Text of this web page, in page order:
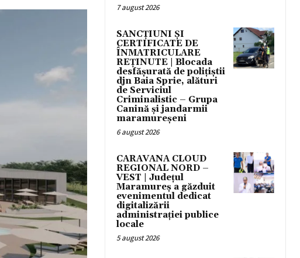
7 august 2026
SANCȚIUNI ȘI
CERTIFICATE DE
ÎNMATRICULARE
REȚINUTE | Blocada
desfășurată de polițiștii
djn Baia Sprie, alături
de Serviciul
Criminalistic – Grupa
Canină și jandarmii
maramureșeni
6 august 2026
CARAVANA CLOUD
REGIONAL NORD –
VEST | Județul
Maramureș a găzduit
evenimentul dedicat
digitalizării
administrației publice
locale
5 august 2026